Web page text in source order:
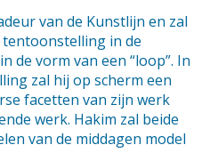
van de Kunstlijn en zal
tentoonstelling in de
de vorm van een “loop”. In
zal hij op scherm een
facetten van zijn werk
werk. Hakim zal beide
van de middagen model